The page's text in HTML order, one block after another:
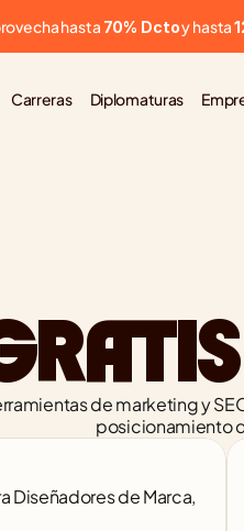
hasta 70% Dcto y hasta
Carreras Diplomaturas
de marketing y
posicionamiento
Diseñadores de Marca,